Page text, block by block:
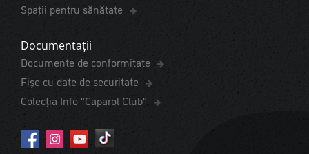
Spaţii pentru sănătate
Documentații
Documente de conformitate
Fișe cu date de securitate
Colecția Info "Caparol Club"